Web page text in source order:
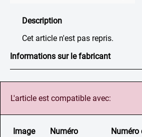
Description
Cet article n'est pas repris.
Informations sur le fabricant
L'article est compatible avec:
Image
Numéro
Numéro